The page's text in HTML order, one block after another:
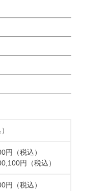
（税込）
円（税込）
（税込）